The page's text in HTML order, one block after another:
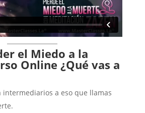
el Miedo a la
Online ¿Qué vas a
intermediarios a eso que llamas